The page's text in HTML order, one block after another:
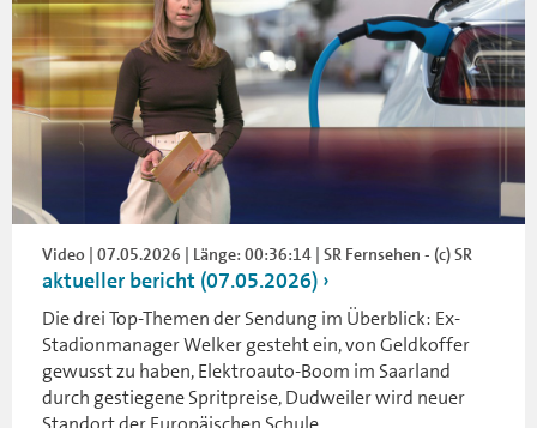
Video | 07.05.2026 | Länge: 00:36:14 | SR Fernsehen - (c) SR
aktueller bericht (07.05.2026)
Die drei Top-Themen der Sendung im Überblick: Ex-
Stadionmanager Welker gesteht ein, von Geldkoffer
gewusst zu haben, Elektroauto-Boom im Saarland
durch gestiegene Spritpreise, Dudweiler wird neuer